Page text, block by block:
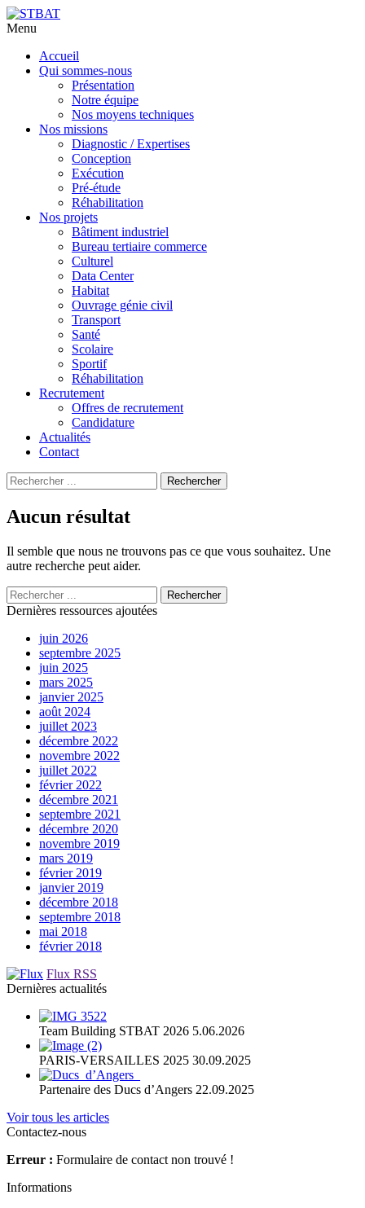
Menu
contenu
Accueil
Qui sommes-nous
Présentation
Notre équipe
Nos moyens techniques
Nos missions
Diagnostic / Expertises
Conception
Exécution
Pré-étude
Réhabilitation
Nos projets
Bâtiment industriel
Bureau tertiaire commerce
Culturel
Data Center
Habitat
Ouvrage génie civil
Transport
Santé
Scolaire
Sportif
Réhabilitation
Recrutement
Offres de recrutement
Candidature
Actualités
Contact
Recherche
pour
Rechercher
Aucun résultat
Il semble que nous ne trouvons pas ce que vous souhaitez. Une
autre recherche peut aider.
Recherche
pour
Rechercher
Dernières ressources ajoutées
juin 2026
septembre 2025
juin 2025
mars 2025
janvier 2025
août 2024
juillet 2023
décembre 2022
novembre 2022
juillet 2022
février 2022
décembre 2021
septembre 2021
décembre 2020
novembre 2019
mars 2019
février 2019
janvier 2019
décembre 2018
septembre 2018
mai 2018
février 2018
Flux RSS
Dernières actualités
Team Building STBAT 2026 5.06.2026
PARIS-VERSAILLES 2025 30.09.2025
Partenaire des Ducs d’Angers 22.09.2025
Voir tous les articles
Contactez-nous
Erreur : Formulaire de contact non trouvé !
Informations